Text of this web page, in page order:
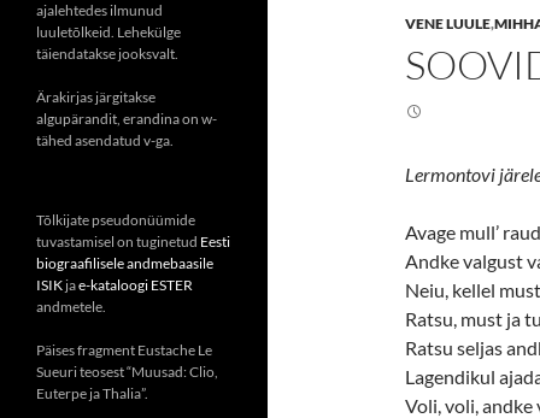
VENE LUULE,
Lermontovi
Avage mull’
Andke valgust
Neiu, kellel
Ratsu, must ja
Ratsu seljas
Lagendikul
Voli, voli, andke
ajalehtedes ilmunud
luuletõlkeid. Lehekülge
täiendatakse jooksvalt.
Ärakirjas järgitakse
algupärandit, erandina on w-
tähed asendatud v-ga.
Tõlkijate pseudonüümide
tuvastamisel on tuginetud Eesti
biograafilisele andmebaasile
ISIK jae-kataloogi ESTER
andmetele.
Päises fragment Eustache Le
Sueuri teosest “Muusad: Clio,
Euterpe ja Thalia”.